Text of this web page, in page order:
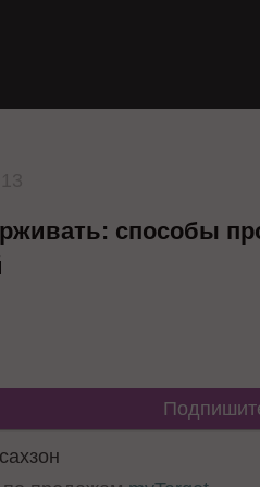
способы